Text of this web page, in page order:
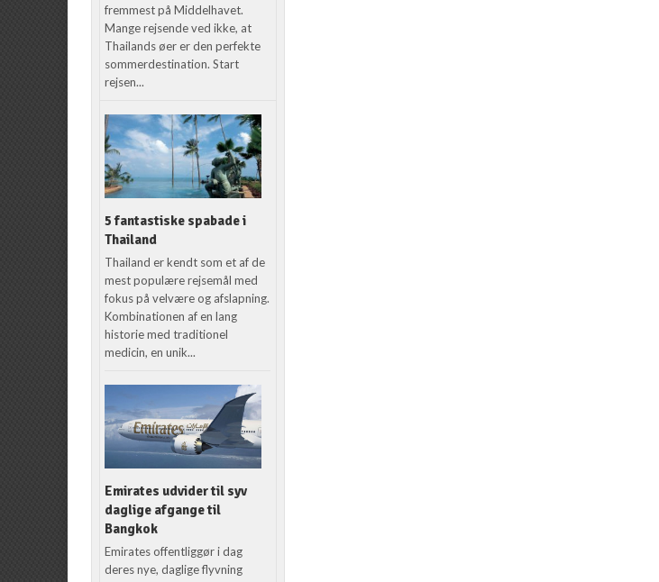
fremmest på Middelhavet.
Mange rejsende ved ikke, at
Thailands øer er den perfekte
sommerdestination. Start
rejsen...
5 fantastiske spabade i
Thailand
Thailand er kendt som et af de
mest populære rejsemål med
fokus på velvære og afslapning.
Kombinationen af en lang
historie med traditionel
medicin, en unik...
Emirates udvider til syv
daglige afgange til
Bangkok
Emirates offentliggør i dag
deres nye, daglige flyvning